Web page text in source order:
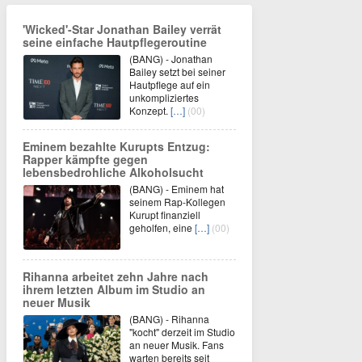
'Wicked'-Star Jonathan Bailey verrät
seine einfache Hautpflegeroutine
(BANG) - Jonathan
Bailey setzt bei seiner
Hautpflege auf ein
unkompliziertes
Konzept. […] (00)
Eminem bezahlte Kurupts Entzug:
Rapper kämpfte gegen
lebensbedrohliche Alkoholsucht
(BANG) - Eminem hat
seinem Rap-Kollegen
Kurupt finanziell
geholfen, eine […] (00)
Rihanna arbeitet zehn Jahre nach
ihrem letzten Album im Studio an
neuer Musik
(BANG) - Rihanna
"kocht" derzeit im Studio
an neuer Musik. Fans
warten bereits seit